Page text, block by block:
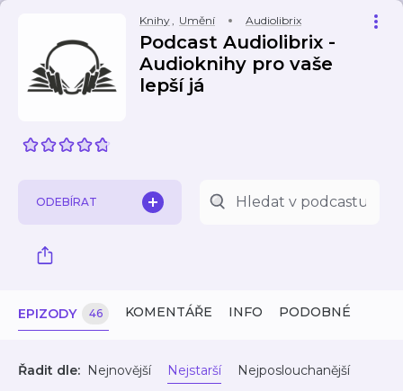
Knihy, Umění Audiolibrix
Podcast Audiolibrix -
Audioknihy pro vaše
lepší já
ODEBÍRAT
EPIZODY 46 KOMENTÁŘE INFO PODOBNÉ
Řadit dle: Nejnovější Nejstarší Nejposlouchanější